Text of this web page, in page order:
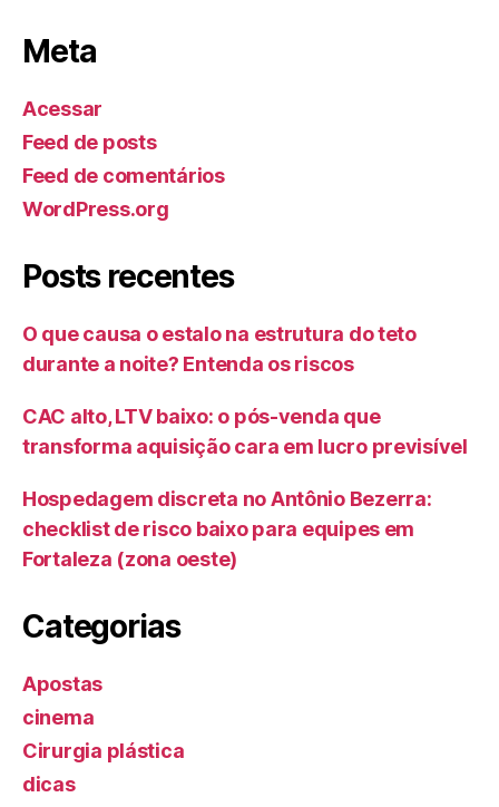
Meta
Acessar
Feed de posts
Feed de comentários
WordPress.org
Posts recentes
O que causa o estalo na estrutura do teto
durante a noite? Entenda os riscos
CAC alto, LTV baixo: o pós-venda que
transforma aquisição cara em lucro previsível
Hospedagem discreta no Antônio Bezerra:
checklist de risco baixo para equipes em
Fortaleza (zona oeste)
Categorias
Apostas
cinema
Cirurgia plástica
dicas